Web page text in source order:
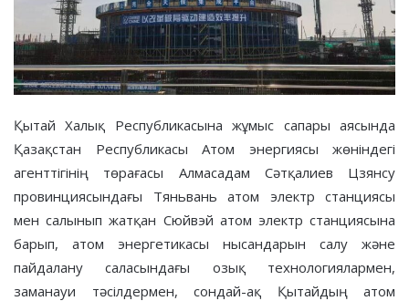
Қытай Халық Республикасына жұмыс сапары аясында
Қазақстан Республикасы Атом энергиясы жөніндегі
агенттігінің төрағасы Алмасадам Сәтқалиев Цзянсу
провинциясындағы Тяньвань атом электр станциясы
мен салынып жатқан Сюйвэй атом электр станциясына
барып, атом энергетикасы нысандарын салу және
пайдалану саласындағы озық технологиялармен,
заманауи тәсілдермен, сондай-ақ Қытайдың атом